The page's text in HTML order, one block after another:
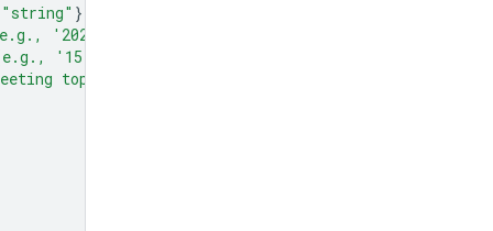
"string" }},
'2024-07-29')"
'15:00')"
topic."